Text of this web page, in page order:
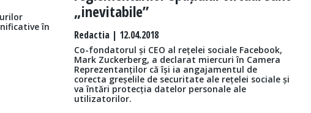
în
„inevitabile”
Redactia| 12.04.2018
Co-fondatorul și CEO al rețelei sociale Facebook,
Mark Zuckerberg, a declarat miercuri în Camera
Reprezentanților că își ia angajamentul de
corecta greșelile de securitate ale rețelei sociale și
va întări protecția datelor personale ale
utilizatorilor.